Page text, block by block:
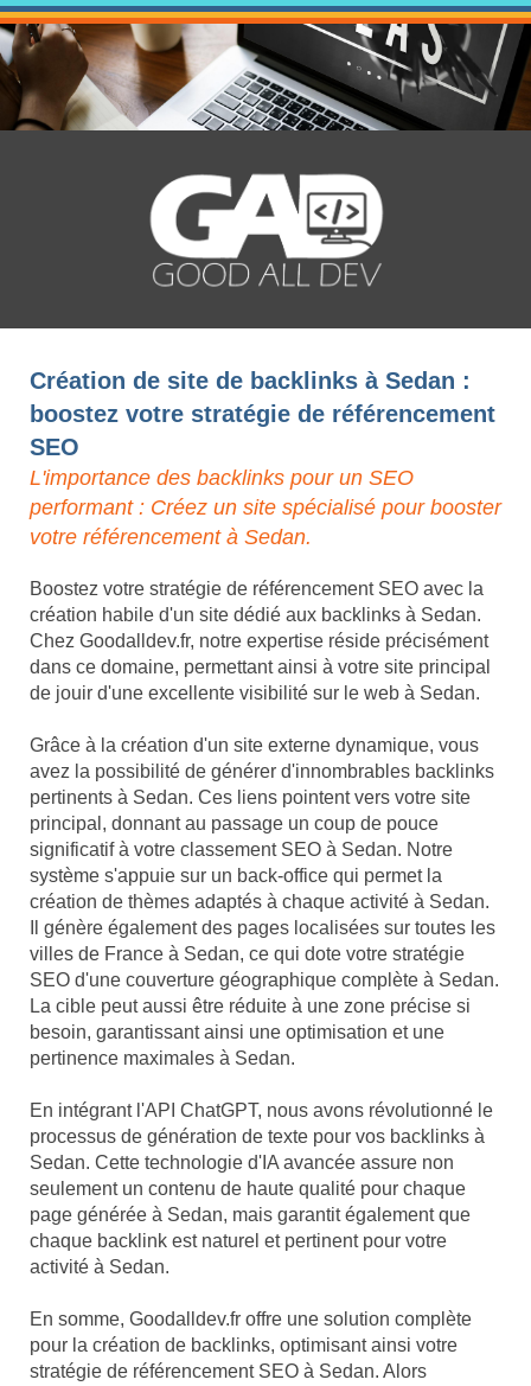
Création de site de backlinks à Sedan :
boostez votre stratégie de référencement
SEO
L'importance des backlinks pour un SEO
performant : Créez un site spécialisé pour booster
votre référencement à Sedan.
Boostez votre stratégie de référencement SEO avec la
création habile d'un site dédié aux backlinks à Sedan.
Chez Goodalldev.fr, notre expertise réside précisément
dans ce domaine, permettant ainsi à votre site principal
de jouir d'une excellente visibilité sur le web à Sedan.
Grâce à la création d'un site externe dynamique, vous
avez la possibilité de générer d'innombrables backlinks
pertinents à Sedan. Ces liens pointent vers votre site
principal, donnant au passage un coup de pouce
significatif à votre classement SEO à Sedan. Notre
système s'appuie sur un back-office qui permet la
création de thèmes adaptés à chaque activité à Sedan.
Il génère également des pages localisées sur toutes les
villes de France à Sedan, ce qui dote votre stratégie
SEO d'une couverture géographique complète à Sedan.
La cible peut aussi être réduite à une zone précise si
besoin, garantissant ainsi une optimisation et une
pertinence maximales à Sedan.
En intégrant l'API ChatGPT, nous avons révolutionné le
processus de génération de texte pour vos backlinks à
Sedan. Cette technologie d'IA avancée assure non
seulement un contenu de haute qualité pour chaque
page générée à Sedan, mais garantit également que
chaque backlink est naturel et pertinent pour votre
activité à Sedan.
En somme, Goodalldev.fr offre une solution complète
pour la création de backlinks, optimisant ainsi votre
stratégie de référencement SEO à Sedan. Alors